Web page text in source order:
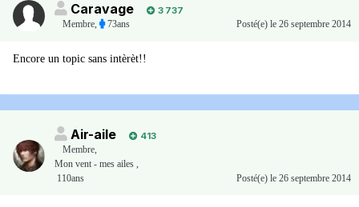
Caravage
3 737
Membre, 73ans Posté(e) le 26 septembre 2014
Encore un topic sans intèrèt!!
Air-aile
413
Membre,
Mon vent - mes ailes ,
110ans
Posté(e) le 26 septembre 2014